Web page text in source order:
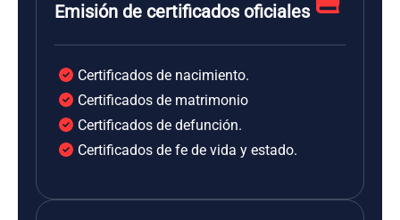
Emisión de certificados oficiales
Certificados de nacimiento.
Certificados de matrimonio
Certificados de defunción.
Certificados de fe de vida y estado.